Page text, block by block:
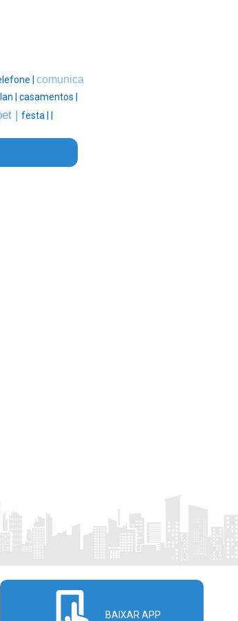
| comunica
lan | casamentos |
| festa |
BAIXAR APP